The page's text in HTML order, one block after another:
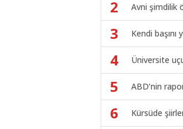
2 Avni şimdilik
3 Kendi başını
4 Üniversite
5 ABD’nin
6 Kürsüde